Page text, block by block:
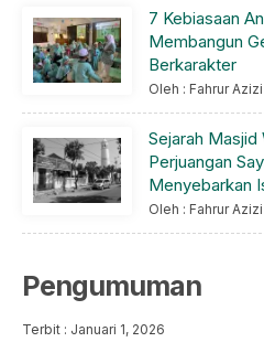
7 Kebiasaan
Membangun
Berkarakter
Oleh : Fahrur Azizi
Sejarah Masjid
Perjuangan
Menyebarkan
Oleh : Fahrur Azizi
Pengumuman
Terbit : Januari 1, 2026